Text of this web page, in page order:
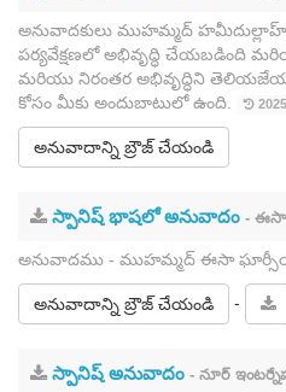
అనువాదకులు ముహమ్మద్
పర్యవేక్షణలో అభివృద్ధి చేయబడింది
మరియు నిరంతర అభివృద్ధిని
కోసం మీకు అందుబాటులో ఉంది.
అనువాదాన్ని బ్రౌజ్ చేయండి
స్పానిష్ భాషలో అనువాదం -
అనువాదము - ముహమ్మద్ ఈసా
అనువాదాన్ని బ్రౌజ్ చేయండి -
స్పానిష్ అనువాదం - నూర్